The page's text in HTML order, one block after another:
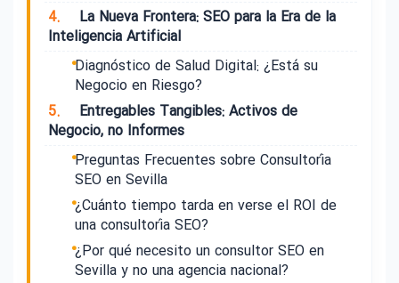
4.
La Nueva Frontera: SEO para la Era de la
Inteligencia Artificial
Diagnóstico de Salud Digital: ¿Está su
Negocio en Riesgo?
5.
Entregables Tangibles: Activos de
Negocio, no Informes
Preguntas Frecuentes sobre Consultoría
SEO en Sevilla
¿Cuánto tiempo tarda en verse el ROI de
una consultoría SEO?
¿Por qué necesito un consultor SEO en
Sevilla y no una agencia nacional?